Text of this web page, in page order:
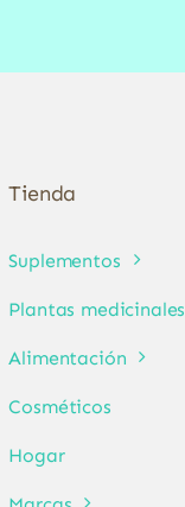
Tienda
Suplementos
Plantas medicinales
Alimentación
Cosméticos
Hogar